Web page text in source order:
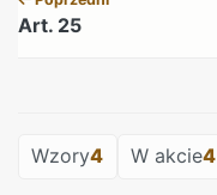
Art. 25
Wzory4 W akcie4